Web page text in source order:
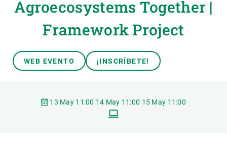
Agroecosystems Together |
Framework Project
WEB EVENTO ¡INSCRÍBETE!
13 May 11:00 14 May 11:00 15 May 11:00
menu
INVESTIGACIÓN
ÚNETE A NOSOTROS